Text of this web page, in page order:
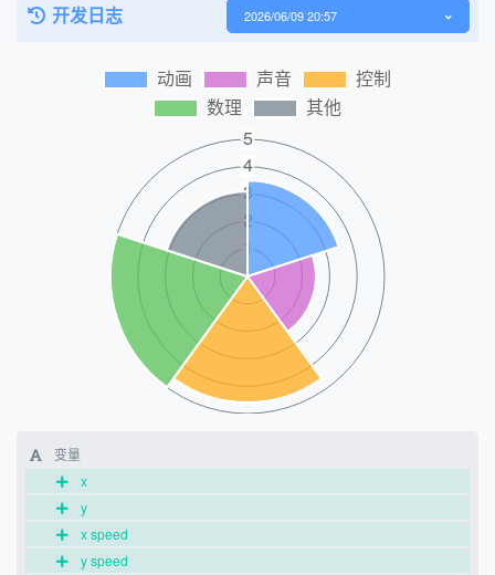
开发日志 2026/06/09 20:57
变量
x
y
x speed
y speed